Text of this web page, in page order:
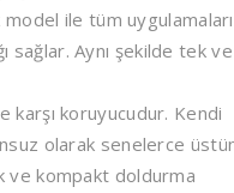
ile tüm uygulamaları
Aynı şekilde tek ve
karşı koruyucudur. Kendi
olarak senelerce
ve kompakt doldurma